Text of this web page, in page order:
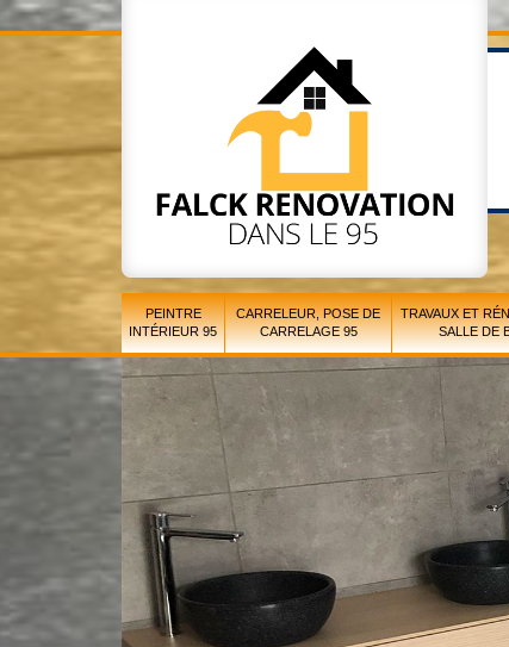
PEINTRE
INTÉRIEUR 95
CARRELEUR, POSE DE
CARRELAGE 95
TRAVAUX ET
SALLE DE